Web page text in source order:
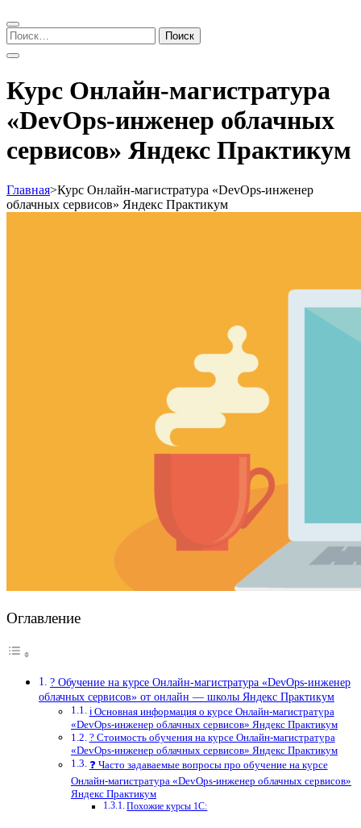
Найти:
Курс Онлайн-магистратура
«DevOps-инженер облачных
сервисов» Яндекс Практикум
Главная>Курс Онлайн-магистратура «DevOps-инженер
облачных сервисов» Яндекс Практикум
Оглавление
? Обучение на курсе Онлайн-магистратура «DevOps-инженер
облачных сервисов» от онлайн — школы Яндекс Практикум
ℹ️ Основная информация о курсе Онлайн-магистратура
«DevOps-инженер облачных сервисов» Яндекс Практикум
? Стоимость обучения на курсе Онлайн-магистратура
«DevOps-инженер облачных сервисов» Яндекс Практикум
❓ Часто задаваемые вопросы про обучение на курсе
Онлайн-магистратура «DevOps-инженер облачных сервисов»
Яндекс Практикум
Похожие курсы 1С: